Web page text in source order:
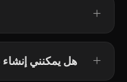
هل يمكنني